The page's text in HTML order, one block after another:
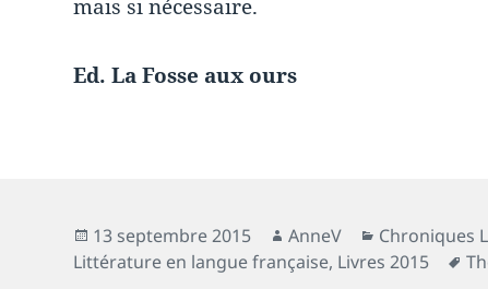
mais si nécessaire.
Ed. La Fosse aux ours
Publié
le
13 septembre 2015 Auteur
AnneV Catégories
Chroniques
Littérature en langue française, Livres 2015